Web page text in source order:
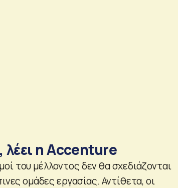
λέει η Accenture
του μέλλοντος δεν θα σχεδιάζονται
ομάδες εργασίας. Αντίθετα, οι